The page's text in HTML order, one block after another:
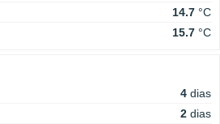
14.7 °C
15.7 °C
4 dias
2 dias